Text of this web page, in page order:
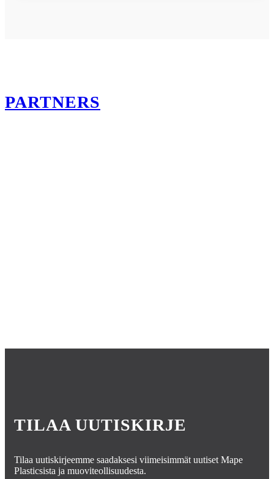
PARTNERS
TILAA UUTISKIRJE
Tilaa uutiskirjeemme saadaksesi viimeisimmät uutiset Mape
Plasticsista ja muoviteollisuudesta.